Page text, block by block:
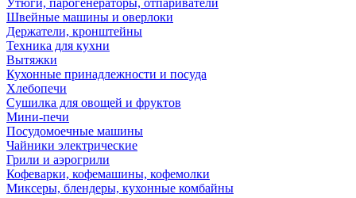
Утюги, парогенераторы, отпариватели
Швейные машины и оверлоки
Держатели, кронштейны
Техника для кухни
Вытяжки
Кухонные принадлежности и посуда
Хлебопечи
Сушилка для овощей и фруктов
Мини-печи
Посудомоечные машины
Чайники электрические
Грили и аэрогрили
Кофеварки, кофемашины, кофемолки
Миксеры, блендеры, кухонные комбайны